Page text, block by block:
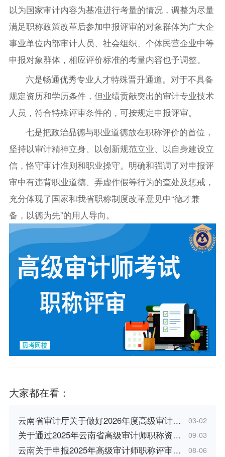
以为国家审计内容为基准进行考量的情况，调整为尽量
满足职称政策改革后参加申报评审的对象群体为广大企
事业单位内部审计人员、社会组织、个体民营企业中等
申报对象群体，相应评价标准的考量内容也予调整。
六是畅通优秀专业人才特殊晋升通道。对于不具备
规定资历和学历条件，但业绩贡献突出的审计专业技术
人员，符合特殊评审条件的，可按规定申报评审。
七是把政治品德与职业道德放在职称评价的首位，
坚持以审计精神立身、以创新规范立业、以自身建设立
信，恪守审计准则和职业操守。明确和强调了对申报评
审中有违背职业道德、弄虚作假等行为的查处及惩戒，
充分体现了国家和我省职称制度改革意见中“德才兼
备，以德为先”的用人导向。
大家都在看：
云南省审计厅关于做好2026年度高级审计… 03-02
关于通过2025年云南省高级审计师职称资… 09-03
云南关于申报2025年高级审计师职称评审… 08-06